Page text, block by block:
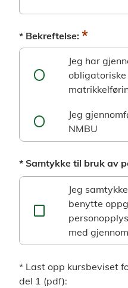
* Bekreftelse: *
Jeg har
obligatoriske
Jeg
NMBU
* Samtykke til bruk av
Jeg
benytte
med
* Last opp kursbeviset
* Last opp kursbeviset
del 1 (pdf):